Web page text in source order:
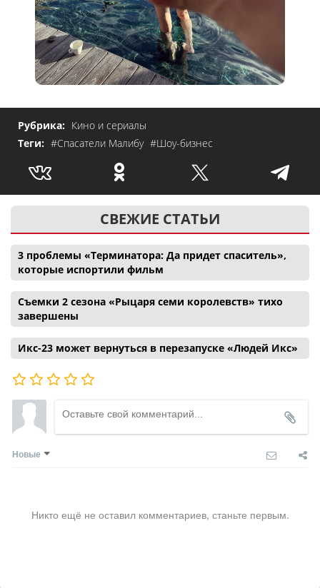
Рубрика: Кино и сериалы
Теги: #Спасатели Малибу #Шоу-бизнес
СВЕЖИЕ СТАТЬИ
3 проблемы «Терминатора: Да придет спаситель»,
которые испортили фильм
Съемки 2 сезона «Рыцаря семи королевств» тихо
завершены
Икс-23 может вернуться в перезапуске «Людей Икс»
Новые
Никто ещё не оставил комментариев, станьте первым.